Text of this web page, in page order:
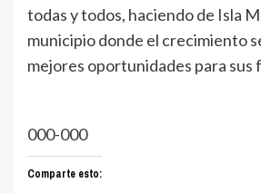
todas y todos, haciendo de Isla
municipio donde el crecimiento
mejores oportunidades para sus
000-000
Comparte esto: